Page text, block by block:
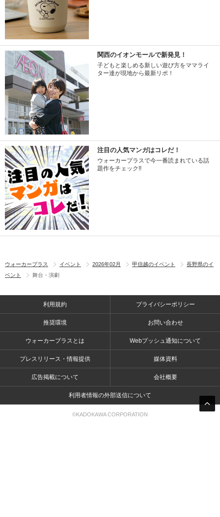
関西のイオンモールで新発見！
子どもと楽しめる新しい遊び方をママライ
ター達が現地から最新リポ！
注目の人気マンガはコレだ！
ウォーカープラスで今一番読まれている話
題作をチェック!!
ウォーカープラス イベント 2026年02月 甲信越のイベント
長野県のイ
ベント
舞台・演劇
利用規約 プライバシーポリシー
推奨環境 お問い合わせ
ウォーカープラスとは Webプッシュ通知について
プレスリリース・情報提供 媒体資料
広告掲載について 会社概要
利用者情報の外部送信について
©KADOKAWA CORPORATION